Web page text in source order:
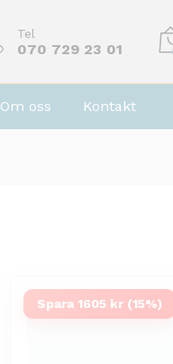
Tel
070 729 23 01
Om oss Kontakt
Spara 1605 kr (15%)